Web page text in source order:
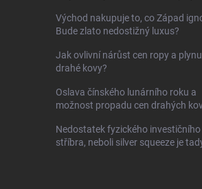
Východ nakupuje to, co Západ
Bude zlato nedostižný luxus?
Jak ovlivní nárůst cen ropy a plynu
drahé kovy?
Oslava čínského lunárního roku a
možnost propadu cen drahých
Nedostatek fyzického investičního
stříbra, neboli silver squeeze je